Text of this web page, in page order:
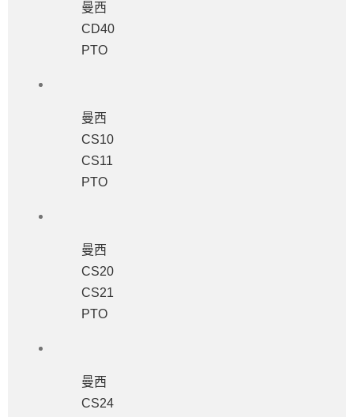
曼西
CD40
PTO
曼西
CS10
CS11
PTO
曼西
CS20
CS21
PTO
曼西
CS24